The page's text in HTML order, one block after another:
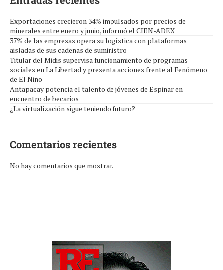
Exportaciones crecieron 34% impulsados por precios de
minerales entre enero y junio, informó el CIEN-ADEX
37% de las empresas opera su logística con plataformas
aisladas de sus cadenas de suministro
Titular del Midis supervisa funcionamiento de programas
sociales en La Libertad y presenta acciones frente al Fenómeno
de El Niño
Antapacay potencia el talento de jóvenes de Espinar en
encuentro de becarios
¿La virtualización sigue teniendo futuro?
Comentarios recientes
No hay comentarios que mostrar.